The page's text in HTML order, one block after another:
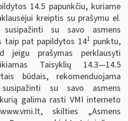
14.5 papunkčiu, kuriame
kreiptis su prašymu el.
susipažinti su savo asmens
taip pat papildytos 141 punktu,
jeigu prašymas perklausyti
Taisyklių 14.3—14.5
būdais, rekomenduojama
su savo asmens
galima rasti VMI interneto
skilties „Asmens